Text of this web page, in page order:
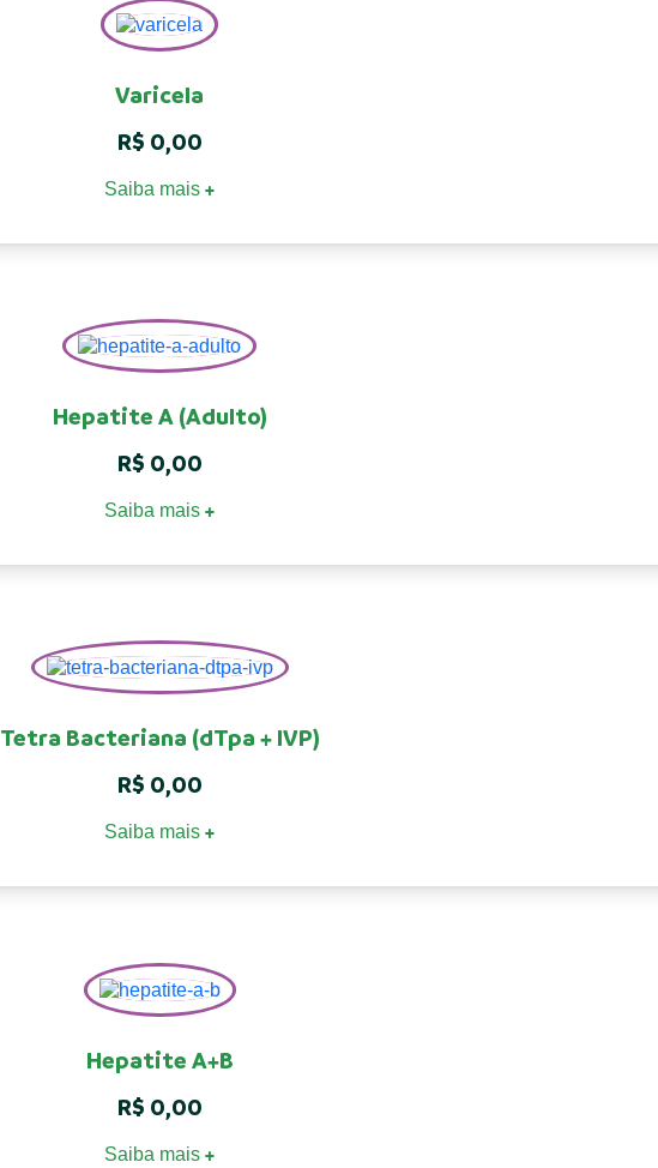
Varicela
R$ 0,00
Saiba mais +
Hepatite A (Adulto)
R$ 0,00
Saiba mais +
Tetra Bacteriana (dTpa + IVP)
R$ 0,00
Saiba mais +
Hepatite A+B
R$ 0,00
Saiba mais +